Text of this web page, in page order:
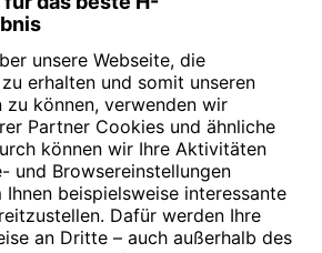
» Hier anfragen